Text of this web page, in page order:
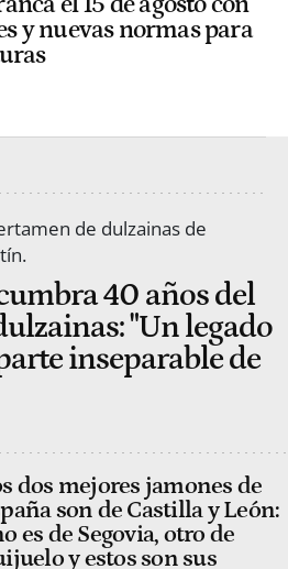
y nuevas normas para
40 años del
"Un legado
inseparable de
dos mejores jamones de
son de Castilla y León:
es de Segovia, otro de
y estos son sus